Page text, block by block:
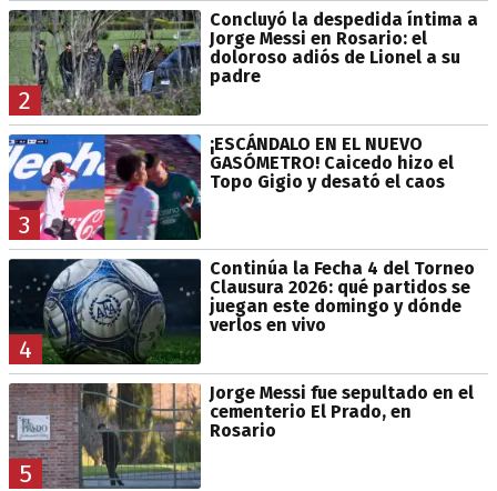
2
Concluyó la despedida íntima a
Jorge Messi en Rosario: el
doloroso adiós de Lionel a su
padre
3
¡ESCÁNDALO EN EL NUEVO
GASÓMETRO! Caicedo hizo el
Topo Gigio y desató el caos
4
Continúa la Fecha 4 del Torneo
Clausura 2026: qué partidos se
juegan este domingo y dónde
verlos en vivo
5
Jorge Messi fue sepultado en el
cementerio El Prado, en
Rosario